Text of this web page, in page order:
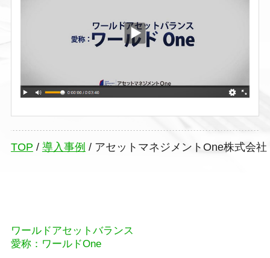
TOP / 導入事例 / アセットマネジメントOne株式会社
ワールドアセットバランス
愛称：ワールドOne